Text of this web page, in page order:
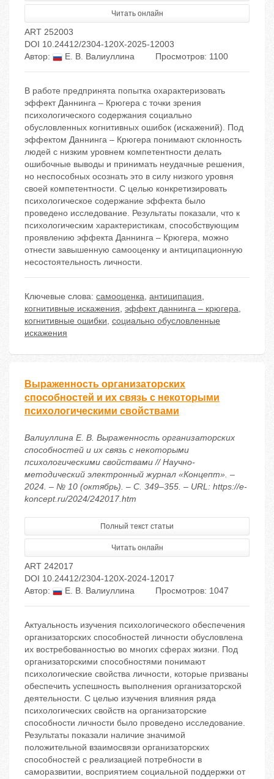
Читать онлайн
ART 252003
DOI 10.24412/2304-120X-2025-12003
Автор:
Е. В. Валиуллина Просмотров: 1100
В работе предпринята попытка охарактеризовать
эффект Даннинга – Крюгера с точки зрения
психологического содержания социально
обусловленных когнитивных ошибок (искажений). Под
эффектом Даннинга – Крюгера понимают склонность
людей с низким уровнем компетентности делать
ошибочные выводы и принимать неудачные решения,
но неспособных осознать это в силу низкого уровня
своей компетентности. С целью конкретизировать
психологическое содержание эффекта было
проведено исследование. Результаты показали, что к
психологическим характеристикам, способствующим
проявлению эффекта Даннинга – Крюгера, можно
отнести завышенную самооценку и антиципационную
несостоятельность личности.
Ключевые слова: самооценка, антиципация,
когнитивные искажения, эффект даннинга – крюгера,
когнитивные ошибки, социально обусловленные
искажения
Выраженность организаторских
способностей и их связь с некоторыми
психологическими свойствами
Валиуллина Е. В. Выраженность организаторских
способностей и их связь с некоторыми
психологическими свойствами // Научно-
методический электронный журнал «Концепт». –
2024. – № 10 (октябрь). – С. 349–355. – URL: https://e-
koncept.ru/2024/242017.htm
Полный текст статьи
Читать онлайн
ART 242017
DOI 10.24412/2304-120X-2024-12017
Автор:
Е. В. Валиуллина Просмотров: 1047
Актуальность изучения психологического обеспечения
организаторских способностей личности обусловлена
их востребованностью во многих сферах жизни. Под
организаторскими способностями понимают
психологические свойства личности, которые призваны
обеспечить успешность выполнения организаторской
деятельности. С целью изучения влияния ряда
психологических свойств на организаторские
способности личности было проведено исследование.
Результаты показали наличие значимой
положительной взаимосвязи организаторских
способностей с реализацией потребности в
саморазвитии, восприятием социальной поддержки от